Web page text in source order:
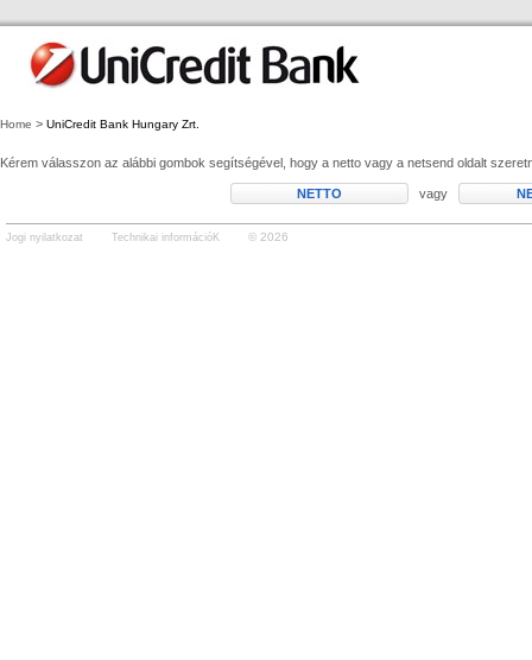
Home > UniCredit Bank Hungary Zrt.
Kérem válasszon az alábbi gombok segítségével, hogy a netto vagy a netsend oldalt
vagy
Jogi nyilatkozat Technikai információK © 2026